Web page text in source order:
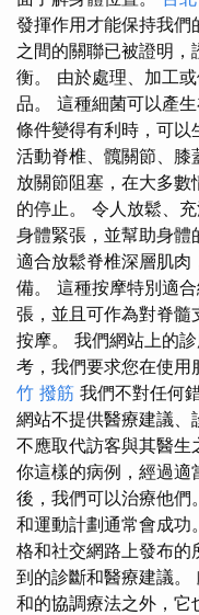
發揮作用才能保持我
之間的關聯已被證明
衡。 由於處理、加工
品。 這種細菌可以產
條件變得有利時，可以
活動脊椎、髖關節、膝
放關節阻塞，在大多
的停止。 令人放鬆、
身體緊張，並幫助身
適合放鬆脊椎深層肌肉
備。 這種按摩特別適
張，並且可作為對脊髓
按摩。 我們網站上的
考，我們要求您在使用
竹 撥筋 我們不對任何
網站不提供醫療建議、
不應取代訪客與其醫生
你這樣的病例，經過適
後，我們可以治療他們
和運動計劃通常會成
格和社交網路上發布的
到的診斷和醫療建議。
和的協調療法之外，它